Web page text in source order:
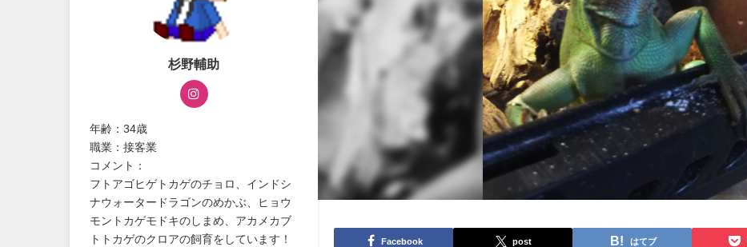
Facebook post はてブ
杉野輔助
年齢：34歳
職業：接客業
コメント：
フトアゴヒゲトカゲのチョロ、インドシ
ナウォータードラゴンのめかぶ、ヒョウ
モントカゲモドキのしまめ、アカメカブ
トトカゲのクロアの飼育をしています！